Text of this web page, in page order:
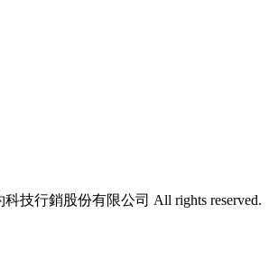
技行銷股份有限公司 All rights reserved.